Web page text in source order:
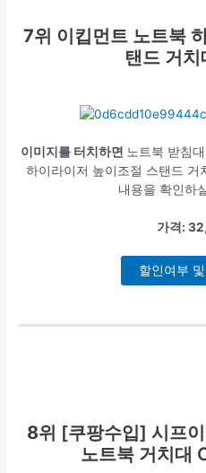
7위 이킵먼트 노트북
탠드 거
이미지를 터치하면 노트북 받침
하이라이저 높이조절 스탠드
내용을 확인하
가격:
할인여부
8위 [쿠팡수입] 시프
노트북 거치대